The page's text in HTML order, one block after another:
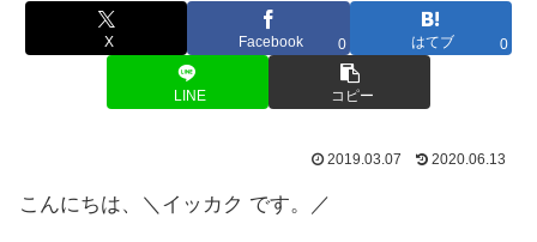
X Facebook 0 はてブ 0
LINE コピー
2019.03.07 2020.06.13
こんにちは、＼イッカク です。／